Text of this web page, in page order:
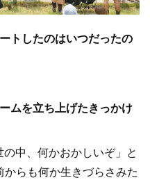
トしたのはいつだったの
ムを立ち上げたきっかけ
中、何かおかしいぞ」と
らも何か生きづらさみた